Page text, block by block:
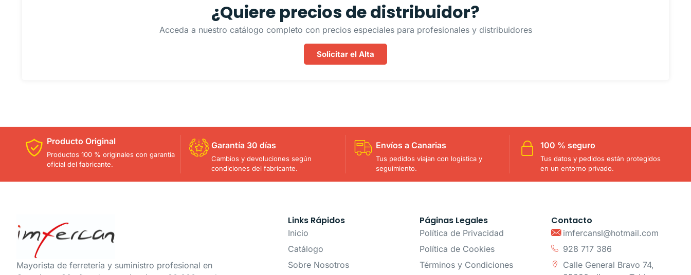
¿Quiere precios de distribuidor?
Acceda a nuestro catálogo completo con precios especiales para profesionales y distribuidores
Solicitar el Alta
Producto Original
Productos 100 % originales con garantía
oficial del fabricante.
Garantía 30 días
Cambios y devoluciones según
condiciones del fabricante.
Envíos a Canarias
Tus pedidos viajan con logística y
seguimiento.
100 % seguro
Tus datos y pedidos están protegidos
en un entorno privado.
Mayorista de ferretería y suministro profesional en
Links Rápidos
Inicio
Catálogo
Sobre Nosotros
Páginas Legales
Política de Privacidad
Política de Cookies
Términos y Condiciones
Contacto
imfercansl@hotmail.com
928 717 386
Calle General Bravo 74,